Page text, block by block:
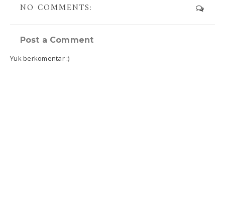
NO COMMENTS:
Post a Comment
Yuk berkomentar :)